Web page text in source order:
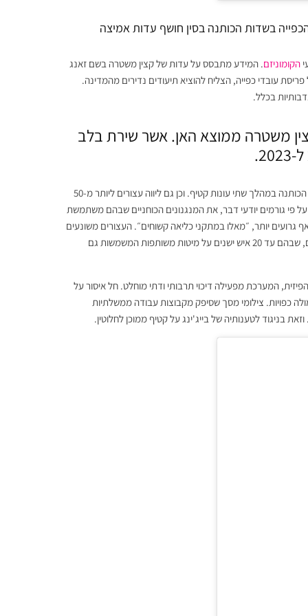
בשדות הכותנה בסין חושף עדות אמיצה
הקומוניזם. המידע מתבסס על עדות של קצין משטרה בשם זאנג
עובדי כפייה, הצליח להוציא תיעודים נדירים מהמדינה.
בכלל.
משטרה ממוצא האן. אשר שירת בלב
לטענתו במסגרת תפקידו, הוא פיקח באופן ישיר על פריסת עובדי כפייה בשדות הכותנה במהלך שתי עונות קטיף. וכן גם ליווה עצורים ליותר מ-50
פי גורמים יודעי דבר, את המנגנונים הכוחניים שבהם משתמשת
גרועים יותר, ״מאלו במתקני כליאה קשוחים״. העצורים משונעים
אל אזורי עבודה ייעודיים באבטחה כבדה. נדחסים לחדרים מזוהמים ללא חימום, שבהם עד 20 איש ישנים על מיטות משותפות המשמשות גם
לפנות בוקר. מעבר לעבודה הפיזית, המערכת מפעילה דיכוי תרבותי ודתי מוחלט. חל איסור על
כפויות. צילומי מסך שסיפק מקבוצות עבודה ממשלתיות